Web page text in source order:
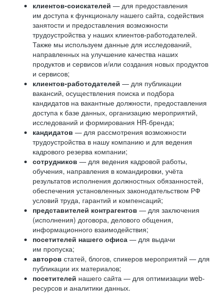
клиентов-соискателей — для предоставления
им доступа к функционалу нашего сайта, содействия
занятости и предоставления возможности
трудоустройства у наших клиентов-работодателей.
Также мы используем данные для исследований,
направленных на улучшение качества наших
продуктов и сервисов и/или создания новых продуктов
и сервисов;
клиентов-работодателей — для публикации
вакансий, осуществления поиска и подбора
кандидатов на вакантные должности, предоставления
доступа к базе данных, организацию мероприятий,
исследований и формирования HR-бренда;
кандидатов — для рассмотрения возможности
трудоустройства в нашу компанию и для ведения
кадрового резерва компании;
сотрудников — для ведения кадровой работы,
обучения, направления в командировки, учёта
результатов исполнения должностных обязанностей,
обеспечения установленных законодательством РФ
условий труда, гарантий и компенсаций;
представителей контрагентов — для заключения
(исполнения) договора, делового общения,
информационного взаимодействия;
посетителей нашего офиса — для выдачи
им пропуска;
авторов статей, блогов, спикеров мероприятий — для
публикации их материалов;
посетителей нашего сайта — для оптимизации web-
ресурсов и аналитики данных.